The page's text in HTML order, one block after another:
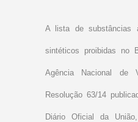
A lista de substâncias
sintéticos proibidas no
Agência Nacional de
Resolução 63/14
Diário Oficial da